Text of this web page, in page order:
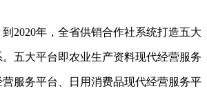
到2020年，全省供销合作社系统打造五大
五大平台即农业生产资料现代经营服务
服务平台、日用消费品现代经营服务平